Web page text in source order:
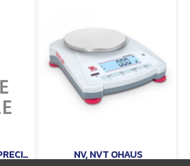
OHAUS รุ่น PR-SERIES PRECISON NV, NVT OHAUS